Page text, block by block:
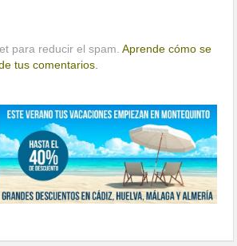
para reducir el spam.Aprende cómo se
tus comentarios.